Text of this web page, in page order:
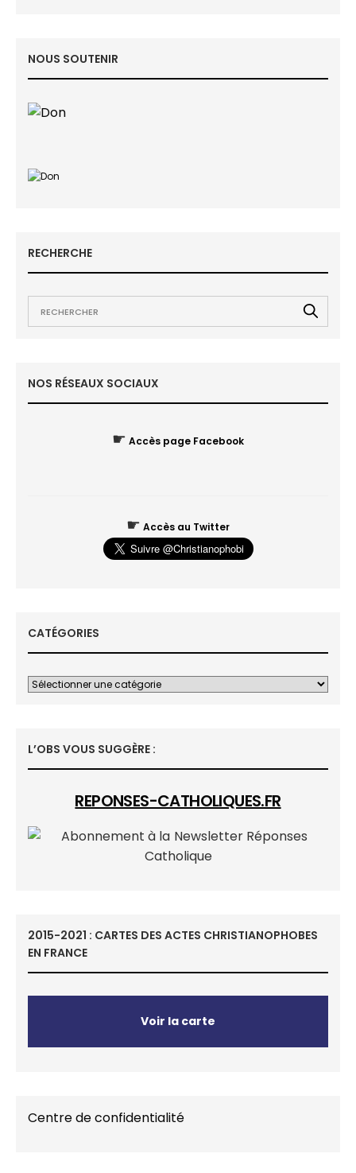
NOUS SOUTENIR
RECHERCHE
NOS RÉSEAUX SOCIAUX
☛ Accès page Facebook
☛ Accès au Twitter
CATÉGORIES
L’OBS VOUS SUGGÈRE :
REPONSES-CATHOLIQUES.FR
2015-2021 : CARTES DES ACTES CHRISTIANOPHOBES
EN FRANCE
Voir la carte
Centre de confidentialité